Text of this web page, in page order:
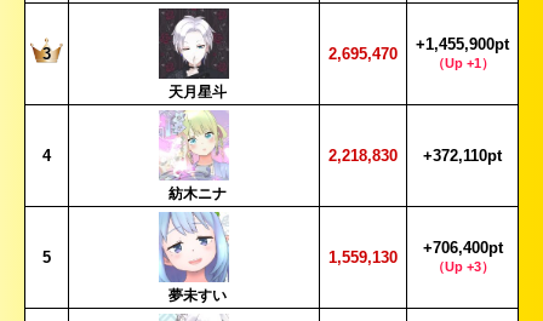
3
天月星斗
2,695,470
+1,455,900pt
（Up +1）
4
紡木ニナ
2,218,830 +372,110pt
5
夢未すい
1,559,130
+706,400pt
（Up +3）